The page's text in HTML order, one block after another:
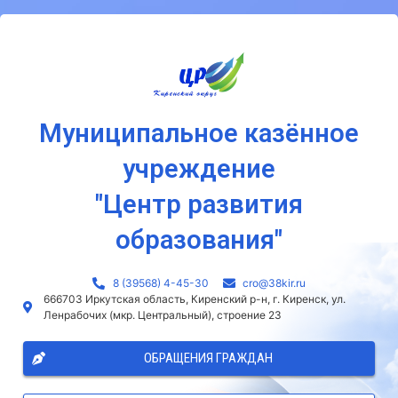
Муниципальное казённое
учреждение
"Центр развития
образования"
8 (39568) 4-45-30
сro@38kir.ru
666703 Иркутская область, Киренский р-н, г. Киренск, ул.
Ленрабочих (мкр. Центральный), строение 23
ОБРАЩЕНИЯ ГРАЖДАН